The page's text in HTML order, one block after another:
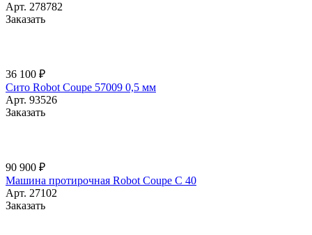
Арт. 278782
Заказать
36 100 ₽
Сито Robot Coupe 57009 0,5 мм
Арт. 93526
Заказать
90 900 ₽
Машина протирочная Robot Coupe C 40
Арт. 27102
Заказать